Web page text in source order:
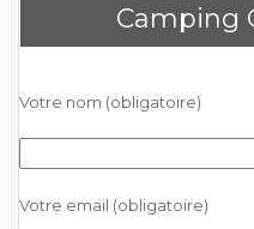
Camping
Votre nom (obligatoire)
Votre email (obligatoire)